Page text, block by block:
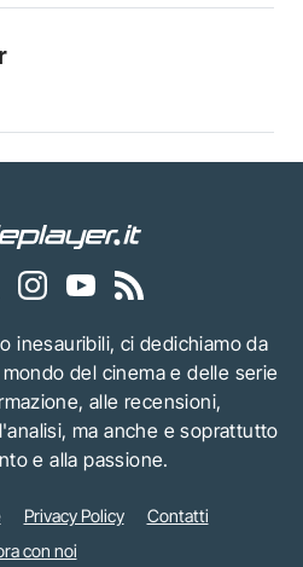
inesauribili, ci dedichiamo da
del cinema e delle serie
alle recensioni,
ma anche e soprattutto
e alla passione.
Privacy Policy
Contatti
con noi